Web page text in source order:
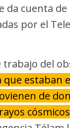
cuenta de
por el
trabajo del
estaban
de